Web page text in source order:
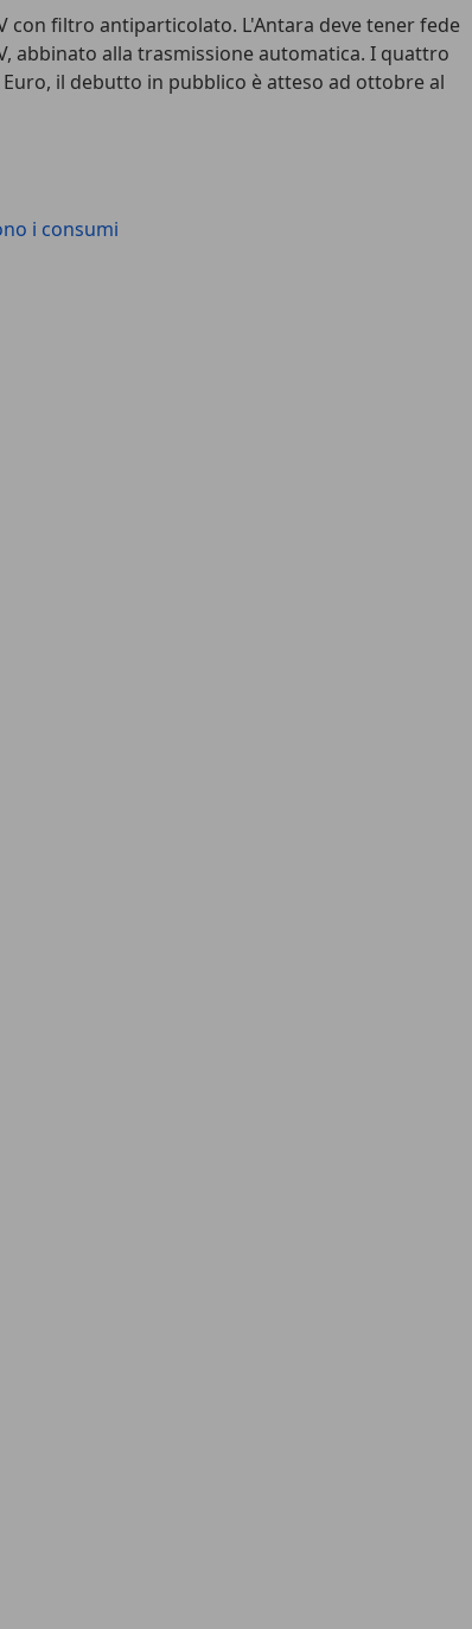
con filtro antiparticolato. L'Antara deve tener fede
abbinato alla trasmissione automatica. I quattro
il debutto in pubblico è atteso ad ottobre al
i consumi